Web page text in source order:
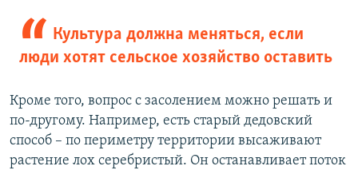
Культура должна меняться, если
люди хотят сельское хозяйство оставить
Кроме того, вопрос с засолением можно решать и
по-другому. Например, есть старый дедовский
способ – по периметру территории высаживают
растение лох серебристый. Он останавливает поток